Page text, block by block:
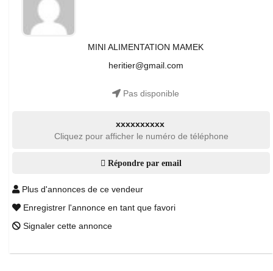
MINI ALIMENTATION MAMEK
heritier@gmail.com
Pas disponible
xxxxxxxxxx
Cliquez pour afficher le numéro de téléphone
Répondre par email
Plus d'annonces de ce vendeur
Enregistrer l'annonce en tant que favori
Signaler cette annonce